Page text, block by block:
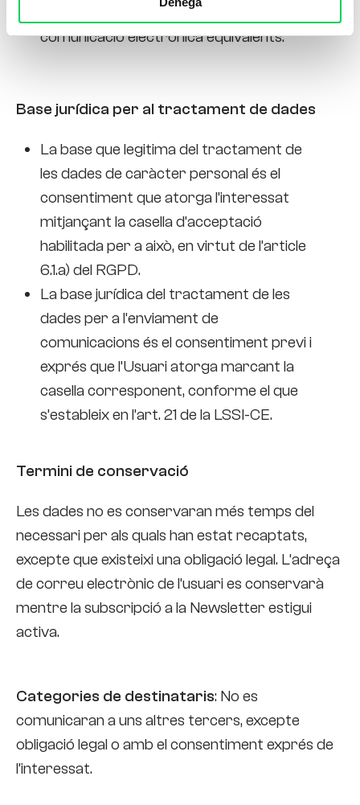
correu electrònic o mitjans de
comunicació electrònica equivalents.
Base jurídica per al tractament de dades
La base que legitima del tractament de
les dades de caràcter personal és el
consentiment que atorga l’interessat
mitjançant la casella d’acceptació
habilitada per a això, en virtut de l’article
6.1.a) del RGPD.
La base jurídica del tractament de les
dades per a l’enviament de
comunicacions és el consentiment previ i
exprés que l’Usuari atorga marcant la
casella corresponent, conforme el que
s’estableix en l’art. 21 de la LSSI-CE.
Termini de conservació
Les dades no es conservaran més temps del
necessari per als quals han estat recaptats,
excepte que existeixi una obligació legal. L’adreça
de correu electrònic de l’usuari es conservarà
mentre la subscripció a la Newsletter estigui
activa.
Categories de destinataris: No es
comunicaran a uns altres tercers, excepte
obligació legal o amb el consentiment exprés de
l’interessat.